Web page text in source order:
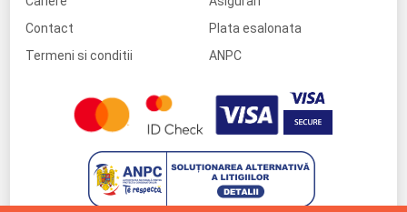
Contact
Termeni si conditii
Plata esalonata
ANPC